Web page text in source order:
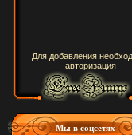
Для добавления
авторизация
Мы в соцсетях